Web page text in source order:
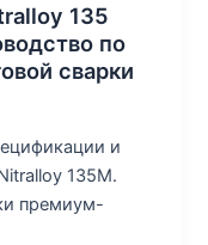
135
по
сварки
и
135M.
премиум-